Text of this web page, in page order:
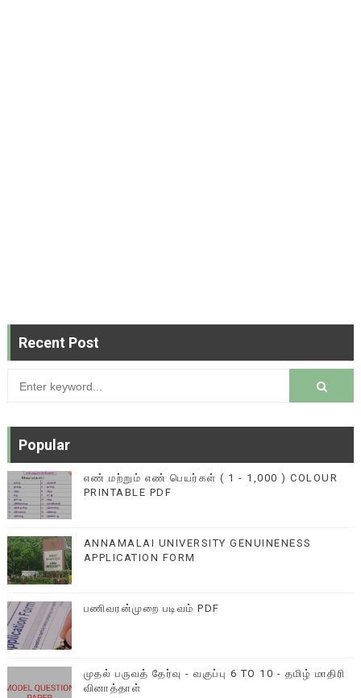
Recent Post
Popular
எண் மற்றும் எண் பெயர்கள் ( 1 - 1,000 ) COLOUR
PRINTABLE PDF
ANNAMALAI UNIVERSITY GENUINENESS
APPLICATION FORM
பணிவரன்முறை படிவம் PDF
முதல் பருவத் தேர்வு - வகுப்பு 6 TO 10 - தமிழ் மாதிரி
வினாத்தாள்